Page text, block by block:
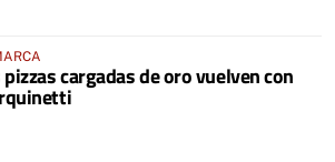
pizzas cargadas de oro vuelven con